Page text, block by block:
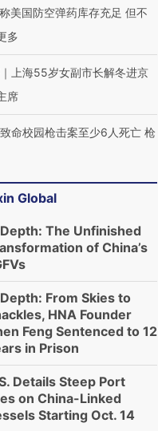
美国防空弹药库存充足 但不
多
上海55岁女副市长解冬进京
席
命校园枪击案至少6人死亡 枪
Global
The Unfinished
of China’s
From Skies to
HNA Founder
Feng Sentenced to 12
in Prison
Details Steep Port
on China-Linked
Starting Oct. 14